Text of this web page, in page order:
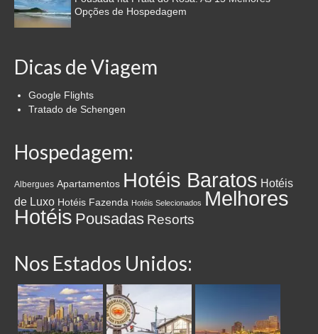
Opções de Hospedagem
Dicas de Viagem
Google Flights
Tratado de Schengen
Hospedagem:
Albergues Apartamentos Hotéis Baratos Hotéis
de Luxo Hotéis Fazenda Hotéis Selecionados Melhores
Hotéis Pousadas Resorts
Nos Estados Unidos: